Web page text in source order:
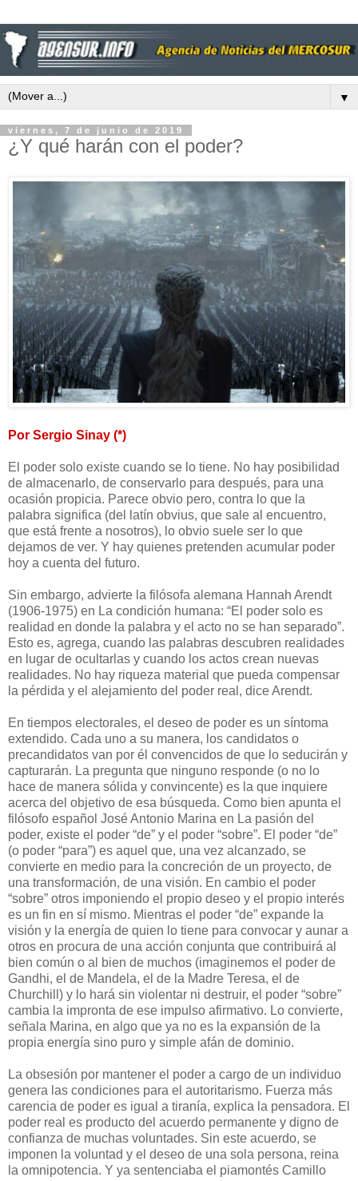
▼
viernes, 7 de junio de 2019
¿Y qué harán con el poder?
Por Sergio Sinay (*)
El poder solo existe cuando se lo tiene. No hay posibilidad
de almacenarlo, de conservarlo para después, para una
ocasión propicia. Parece obvio pero, contra lo que la
palabra significa (del latín obvius, que sale al encuentro,
que está frente a nosotros), lo obvio suele ser lo que
dejamos de ver. Y hay quienes pretenden acumular poder
hoy a cuenta del futuro.
Sin embargo, advierte la filósofa alemana Hannah Arendt
(1906-1975) en La condición humana: “El poder solo es
realidad en donde la palabra y el acto no se han separado”.
Esto es, agrega, cuando las palabras descubren realidades
en lugar de ocultarlas y cuando los actos crean nuevas
realidades. No hay riqueza material que pueda compensar
la pérdida y el alejamiento del poder real, dice Arendt.
En tiempos electorales, el deseo de poder es un síntoma
extendido. Cada uno a su manera, los candidatos o
precandidatos van por él convencidos de que lo seducirán y
capturarán. La pregunta que ninguno responde (o no lo
hace de manera sólida y convincente) es la que inquiere
acerca del objetivo de esa búsqueda. Como bien apunta el
filósofo español José Antonio Marina en La pasión del
poder, existe el poder “de” y el poder “sobre”. El poder “de”
(o poder “para”) es aquel que, una vez alcanzado, se
convierte en medio para la concreción de un proyecto, de
una transformación, de una visión. En cambio el poder
“sobre” otros imponiendo el propio deseo y el propio interés
es un fin en sí mismo. Mientras el poder “de” expande la
visión y la energía de quien lo tiene para convocar y aunar a
otros en procura de una acción conjunta que contribuirá al
bien común o al bien de muchos (imaginemos el poder de
Gandhi, el de Mandela, el de la Madre Teresa, el de
Churchill) y lo hará sin violentar ni destruir, el poder “sobre”
cambia la impronta de ese impulso afirmativo. Lo convierte,
señala Marina, en algo que ya no es la expansión de la
propia energía sino puro y simple afán de dominio.
La obsesión por mantener el poder a cargo de un individuo
genera las condiciones para el autoritarismo. Fuerza más
carencia de poder es igual a tiranía, explica la pensadora. El
poder real es producto del acuerdo permanente y digno de
confianza de muchas voluntades. Sin este acuerdo, se
imponen la voluntad y el deseo de una sola persona, reina
la omnipotencia. Y ya sentenciaba el piamontés Camillo